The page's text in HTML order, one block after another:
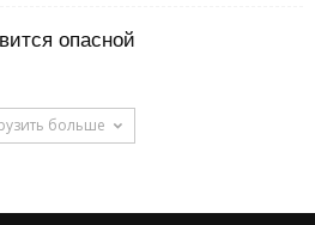
опасной
больше